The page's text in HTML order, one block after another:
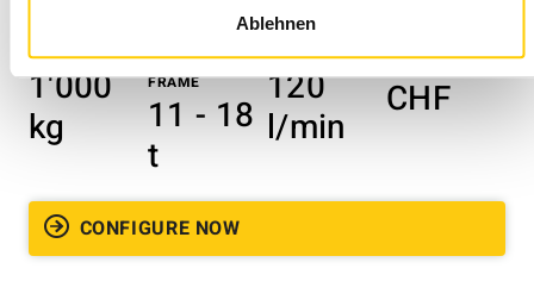
Ablehnen
WEIGHT
1'000
kg
SUPPORT
FRAME
11 - 18
t
MAXIMUM OIL
QUANTITY
120
l/min
24'550
CHF
CONFIGURE NOW